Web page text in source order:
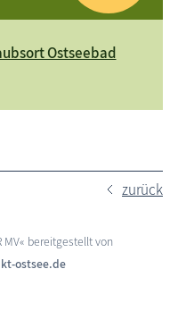
Ostseebad
zurück
MV« bereitgestellt von
ostsee.de